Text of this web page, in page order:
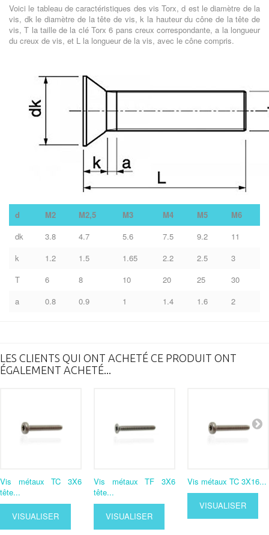
Voici le tableau de caractéristiques des vis Torx, d est le diamètre de la
vis, dk le diamètre de la tête de vis, k la hauteur du cône de la tête de
vis, T la taille de la clé Torx 6 pans creux correspondante, a la longueur
du creux de vis, et L la longueur de la vis, avec le cône compris.
d M2 M2,5 M3 M4 M5
M6
dk
3.8 4.7 5.6 7.5 9.2
11
k
1.2 1.5 1.65 2.2 2.5
3
T
6 8 10 20 25
30
a
0.8 0.9 1 1.4 1.6 2
LES CLIENTS QUI ONT ACHETÉ CE PRODUIT ONT
ÉGALEMENT ACHETÉ...
Vis métaux TC 3X6
tête...
VISUALISER
Vis métaux TF 3X6
tête...
VISUALISER
Vis métaux TC 3X16...
VISUALISER